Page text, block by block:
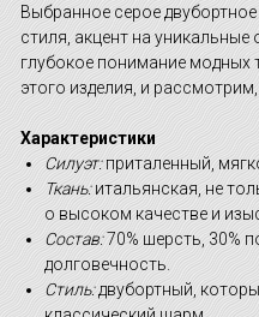
Выбранное серое
стиля, акцент на
глубокое понимание модных
этого изделия, и
Характеристики
Силуэт:приталенный,
Ткань:итальянская, не
о высоком качестве и
Состав:70% шерсть, 30%
долговечность.
Стиль:двубортный,